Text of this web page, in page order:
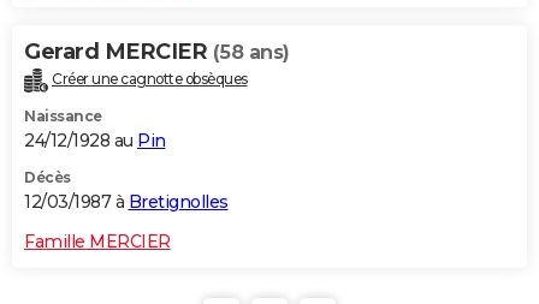
Gerard MERCIER (58 ans)
Créer une cagnotte obsèques
Naissance
24/12/1928 au Pin
Décès
12/03/1987 à Bretignolles
Famille MERCIER